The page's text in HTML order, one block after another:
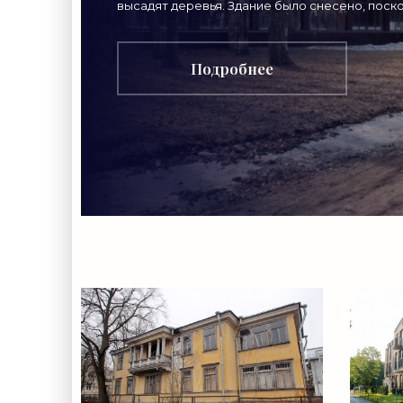
строительства»
высадят деревья. Здание было снесено,
по суду его признали самовольным.
Подробнее